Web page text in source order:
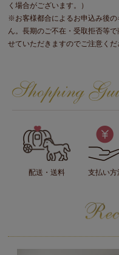
く場合がございます。）
※お客様都合によるお申込み後
ん。長期のご不在・受取拒否等
せていただきますのでご注意くだ
配送・送料 支払い方